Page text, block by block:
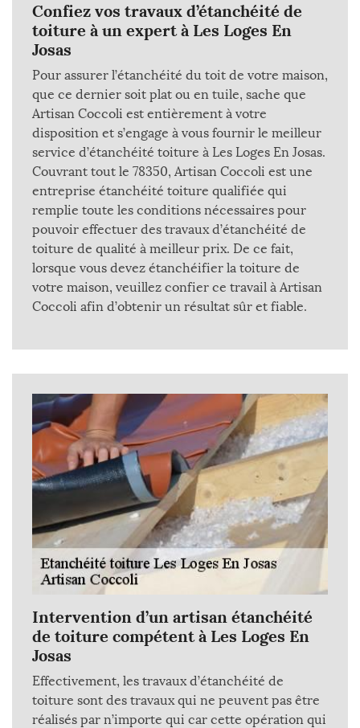
Confiez vos travaux d’étanchéité de
toiture à un expert à Les Loges En
Josas
Pour assurer l’étanchéité du toit de votre maison,
que ce dernier soit plat ou en tuile, sache que
Artisan Coccoli est entièrement à votre
disposition et s’engage à vous fournir le meilleur
service d’étanchéité toiture à Les Loges En Josas.
Couvrant tout le 78350, Artisan Coccoli est une
entreprise étanchéité toiture qualifiée qui
remplie toute les conditions nécessaires pour
pouvoir effectuer des travaux d’étanchéité de
toiture de qualité à meilleur prix. De ce fait,
lorsque vous devez étanchéifier la toiture de
votre maison, veuillez confier ce travail à Artisan
Coccoli afin d’obtenir un résultat sûr et fiable.
Intervention d’un artisan étanchéité
de toiture compétent à Les Loges En
Josas
Effectivement, les travaux d’étanchéité de
toiture sont des travaux qui ne peuvent pas être
réalisés par n’importe qui car cette opération qui